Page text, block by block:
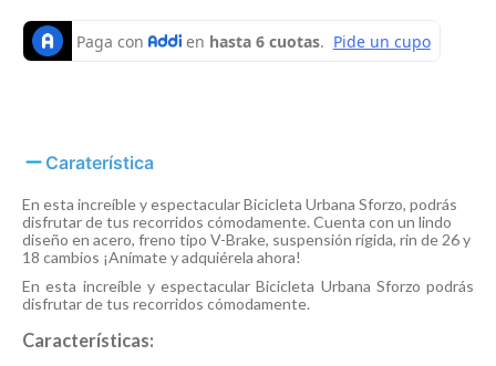
Caraterística
En esta increíble y espectacular Bicicleta Urbana Sforzo, podrás
disfrutar de tus recorridos cómodamente. Cuenta con un lindo
diseño en acero, freno tipo V-Brake, suspensión rígida, rin de 26 y
18 cambios ¡Anímate y adquiérela ahora!
En esta increíble y espectacular Bicicleta Urbana Sforzo podrás
disfrutar de tus recorridos cómodamente.
Características: